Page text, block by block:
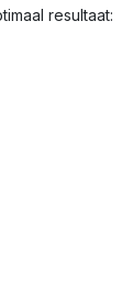
resultaat: